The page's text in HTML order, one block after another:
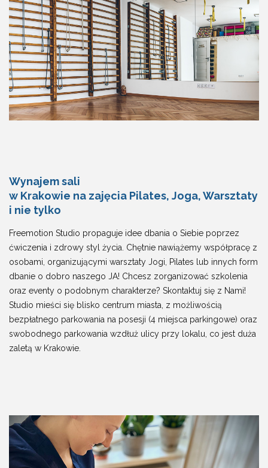
Wynajem sali
w Krakowie na zajęcia Pilates, Joga, Warsztaty
i nie tylko
Freemotion Studio propaguje idee dbania o Siebie poprzez
ćwiczenia i zdrowy styl życia. Chętnie nawiążemy współpracę z
osobami, organizującymi warsztaty Jogi, Pilates lub innych form
dbanie o dobro naszego JA! Chcesz zorganizować szkolenia
oraz eventy o podobnym charakterze? Skontaktuj się z Nami!
Studio mieści się blisko centrum miasta, z możliwością
bezpłatnego parkowania na posesji (4 miejsca parkingowe) oraz
swobodnego parkowania wzdłuż ulicy przy lokalu, co jest duża
zaletą w Krakowie.